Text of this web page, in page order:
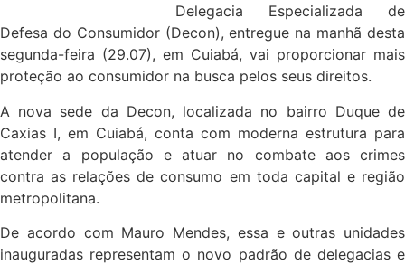
Delegacia Especializada de
Defesa do Consumidor (Decon), entregue na manhã desta
segunda-feira (29.07), em Cuiabá, vai proporcionar mais
proteção ao consumidor na busca pelos seus direitos.
A nova sede da Decon, localizada no bairro Duque de
Caxias I, em Cuiabá, conta com moderna estrutura para
atender a população e atuar no combate aos crimes
contra as relações de consumo em toda capital e região
metropolitana.
De acordo com Mauro Mendes, essa e outras unidades
inauguradas representam o novo padrão de delegacias e